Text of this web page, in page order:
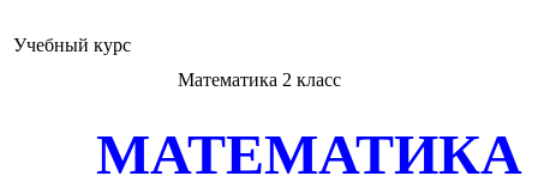
Учебный курс
Математика 2 класс
МАТЕМАТИКА